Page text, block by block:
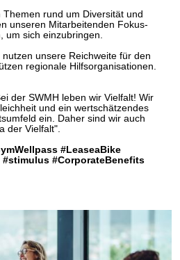
Themen rund um Diversität und
unseren Mitarbeitenden Fokus-
um sich einzubringen​​.
nutzen unsere Reichweite für den
regionale Hilfsorganisationen.
der SWMH leben wir Vielfalt! Wir
und ein wertschätzendes
ein. Daher sind wir auch
der Vielfalt".​​
#LeaseaBike
#CorporateBenefits